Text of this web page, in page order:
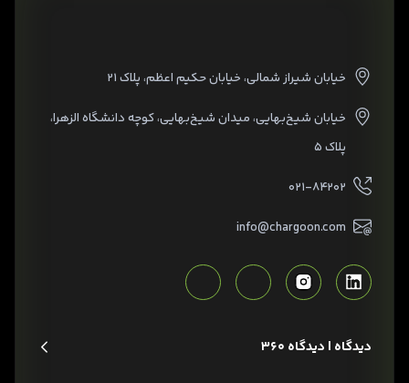
خیابان شیراز شمالی، خیابان حکیم اعظم، پلاک ۲۱
خیابان شیخ‌بهایی، میدان شیخ‌بهایی، کوچه دانشگاه الزهرا،
پلاک ۵
۰۲۱-۸۴۲۰۲
info@chargoon.com
دیدگاه | دیدگاه 360